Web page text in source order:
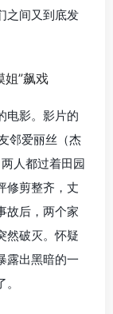
之间又到底发
电影。影片的
邻爱丽丝（杰
人都过着田园
修剪整齐，丈
故后，两个家
然破灭。怀疑
露出黑暗的一